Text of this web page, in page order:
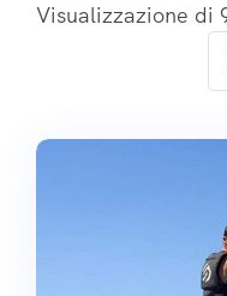
Visualizzazione di